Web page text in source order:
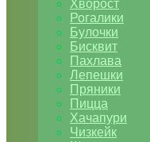
Хворост
Рогалики
Булочки
Бисквит
Пахлава
Лепешки
Пряники
Пицца
Хачапури
Чизкейк